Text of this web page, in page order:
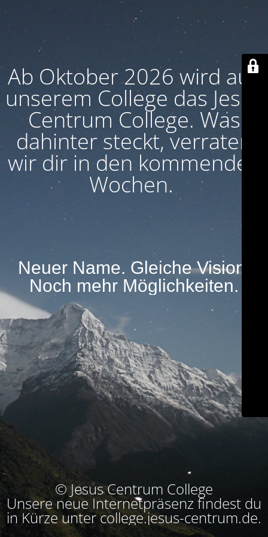
Ab Oktober 2026 wird aus
unserem College das Jesus
Centrum College. Was
dahinter steckt, verraten
wir dir in den kommenden
Wochen.
Neuer Name. Gleiche Vision.
Noch mehr Möglichkeiten.
© Jesus Centrum College
Unsere neue Internetpräsenz findest du
in Kürze unter college.jesus-centrum.de.